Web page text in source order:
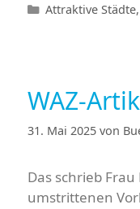
Kategorien
Attraktive Städte,
WAZ-
31. Mai 2025 von
Das schrieb
umstrittenen